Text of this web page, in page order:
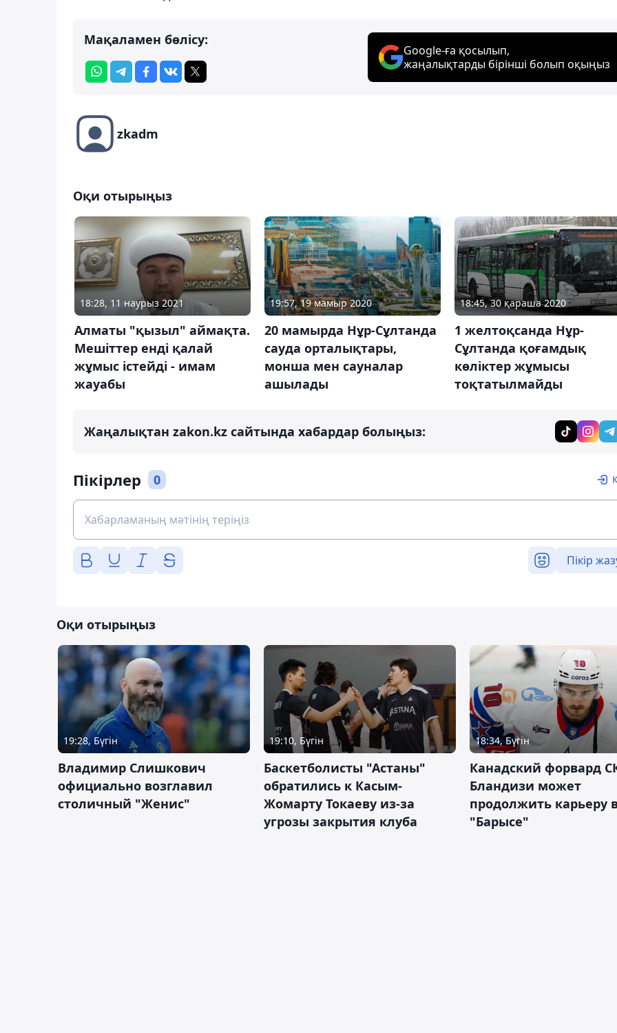
Мақаламен бөлісу:
Google-ға қосылып,
жаңалықтарды бірінші болып оқыңыз
zkadm
Оқи отырыңыз
18:28, 11 наурыз 2021
Алматы "қызыл" аймақта.
Мешіттер енді қалай
жұмыс істейді - имам
жауабы
19:57, 19 мамыр 2020
20 мамырда Нұр-Сұлтанда
сауда орталықтары,
монша мен сауналар
ашылады
18:45, 30 қараша 2020
1 желтоқсанда Нұр-
Сұлтанда қоғамдық
көліктер жұмысы
тоқтатылмайды
Жаңалықтан zakon.kz сайтында хабардар болыңыз:
Пікірлер 0
Пікір
Оқи отырыңыз
19:28, Бүгін
Владимир Слишкович
официально возглавил
столичный "Женис"
19:10, Бүгін
Баскетболисты "Астаны"
обратились к Касым-
Жомарту Токаеву из-за
угрозы закрытия клуба
18:34, Бүгін
Канадский форвард
Бландизи может
продолжить карьеру
"Барысе"